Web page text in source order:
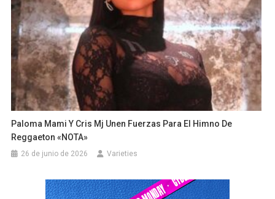
Paloma Mami Y Cris Mj Unen Fuerzas Para El Himno De
Reggaeton «NOTA»
26 de junio de 2026 Varieties